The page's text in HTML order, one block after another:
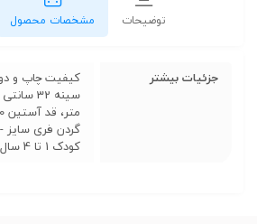
توضیحات مشخصات محصول
جزئیات بیشتر
کیفیت چاپ و
گردن فری سایز
کودک 1 تا 4 سال